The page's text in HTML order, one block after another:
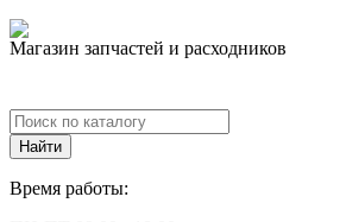
Магазин запчастей и расходников
Время работы: